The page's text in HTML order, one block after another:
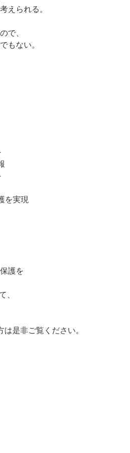
えられる。
で、
もない。
を実現
護を
、
は是非ご覧ください。